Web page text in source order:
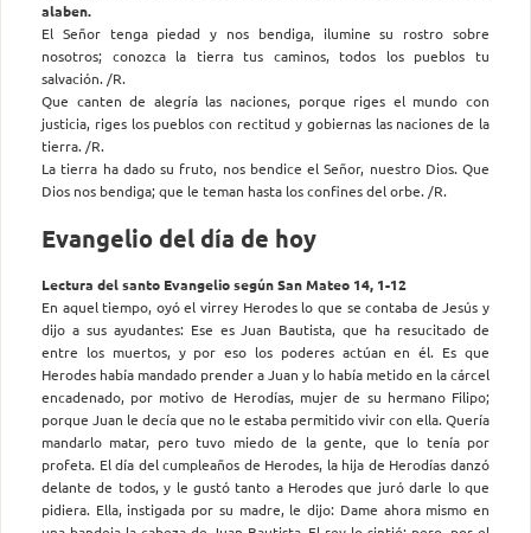
alaben.
El Señor tenga piedad y nos bendiga, ilumine su rostro sobre
nosotros; conozca la tierra tus caminos, todos los pueblos tu
salvación. /R.
Que canten de alegría las naciones, porque riges el mundo con
justicia, riges los pueblos con rectitud y gobiernas las naciones de la
tierra. /R.
La tierra ha dado su fruto, nos bendice el Señor, nuestro Dios. Que
Dios nos bendiga; que le teman hasta los confines del orbe. /R.
Evangelio del día de hoy
Lectura del santo Evangelio según San Mateo 14, 1-12
En aquel tiempo, oyó el virrey Herodes lo que se contaba de Jesús y
dijo a sus ayudantes: Ese es Juan Bautista, que ha resucitado de
entre los muertos, y por eso los poderes actúan en él. Es que
Herodes había mandado prender a Juan y lo había metido en la cárcel
encadenado, por motivo de Herodías, mujer de su hermano Filipo;
porque Juan le decía que no le estaba permitido vivir con ella. Quería
mandarlo matar, pero tuvo miedo de la gente, que lo tenía por
profeta. El día del cumpleaños de Herodes, la hija de Herodías danzó
delante de todos, y le gustó tanto a Herodes que juró darle lo que
pidiera. Ella, instigada por su madre, le dijo: Dame ahora mismo en